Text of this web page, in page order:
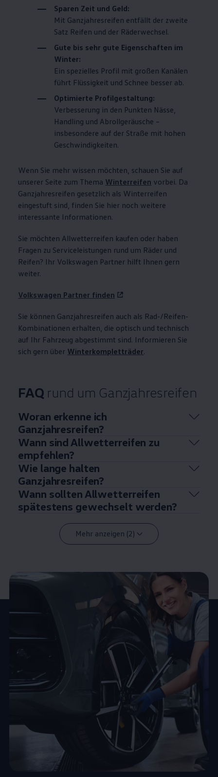
Sparen Zeit und Geld:
Mit Ganzjahresreifen entfällt der zweite
Satz Reifen und der Räderwechsel.
Gute bis sehr gute Eigenschaften im
Winter:
Ein spezielles Profil mit großen Kanälen
führt Flüssigkeit und Schnee besser ab.
Optimierte Profilgestaltung:
Verbesserung in den Punkten Nässe,
Handling und Abrollgeräusche –
insbesondere auf der Straße mit hohen
Geschwindigkeiten.
Wenn Sie mehr wissen möchten, schauen Sie auf
unserer Seite zum Thema Winterreifen vorbei. Da
Ganzjahresreifen gesetzlich als Winterreifen
eingestuft sind, finden Sie hier noch weitere
interessante Informationen.
Sie möchten Allwetterreifen kaufen oder haben
Fragen zu Serviceleistungen rund um Räder und
Reifen? Ihr Volkswagen Partner hilft Ihnen gern
weiter.
Volkswagen Partner finden
Sie können Ganzjahresreifen auch als Rad-/Reifen-
Kombinationen erhalten, die optisch und technisch
auf Ihr Fahrzeug abgestimmt sind. Informieren Sie
sich gern über Winterkompletträder.
FAQ rund um Ganzjahresreifen
Woran erkenne ich
Ganzjahresreifen?
Wann sind Allwetterreifen zu
empfehlen?
Wie lange halten
Ganzjahresreifen?
Wann sollten Allwetterreifen
spätestens gewechselt werden?
Mehr anzeigen (2)